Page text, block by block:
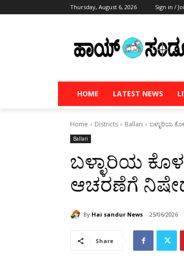
Thursday, August 6, 2026 Sign in /
HOME LATEST NEWS
Home Districts Ballari ಬಳ್ಳಾರಿಯ
Ballari
ಬಳ್ಳಾರಿಯ
ಆಚರಣೆಗೆ
By Hai sandur News 25/06/2026
Share